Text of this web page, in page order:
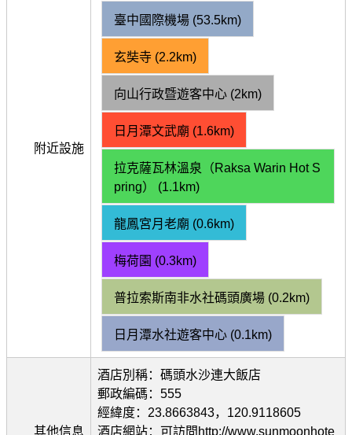
附近設施
臺中國際機場 (53.5km)
玄奘寺 (2.2km)
向山行政暨遊客中心 (2km)
日月潭文武廟 (1.6km)
拉克薩瓦林溫泉（Raksa Warin Hot S
pring） (1.1km)
龍鳳宮月老廟 (0.6km)
梅荷園 (0.3km)
普拉索斯南非水社碼頭廣場 (0.2km)
日月潭水社遊客中心 (0.1km)
其他信息
酒店別稱：碼頭水沙連大飯店
郵政編碼：555
經緯度：23.8663843，120.9118605
酒店網站：可訪問http://www.sunmoonhote